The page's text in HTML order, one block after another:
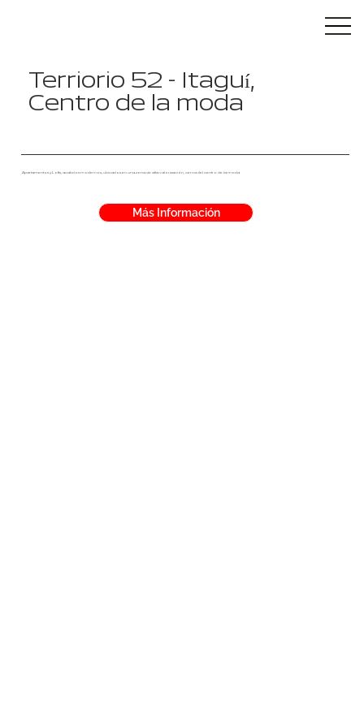
Terriorio 52 - Itaguí,
Centro de la moda
Apartamentos y Lofts, acabdos modernos, ubicados en una zona de alta valorización, cerca del centro de la moda
Más Información